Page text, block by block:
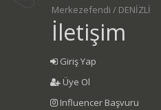
Merkezefendi / DENİZLİ
İletişim
Giriş Yap
Üye Ol
Influencer Başvuru